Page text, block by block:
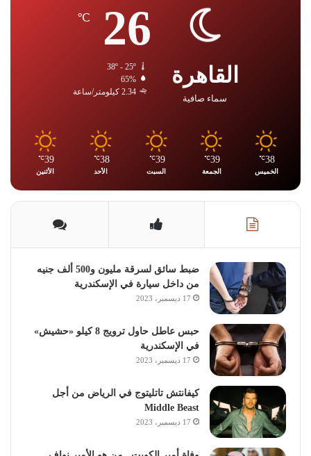
القاهرة
سماء صافية
26
℃
38º - 25º
65%
2.34 كيلومتر/ساعة
38
℃
الخميس
39
℃
الجمعة
39
℃
السبت
38
℃
الأحد
39
℃
الأثنين
ضبط سائق لسرقة مليون و500 ألف جنيه
من داخل سيارة في الإسكندرية
17 ديسمبر، 2023
حبس عاطل حاول ترويج 8 كيلو «حشيش»
في الإسكندرية
17 ديسمبر، 2023
كيفانتش تاتليتوج في الرياض من أجل
Middle Beast
17 ديسمبر، 2023